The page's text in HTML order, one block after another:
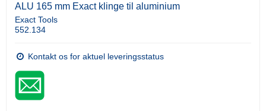
ALU 165 mm Exact klinge til aluminium
Exact Tools
552.134
Kontakt os for aktuel leveringsstatus